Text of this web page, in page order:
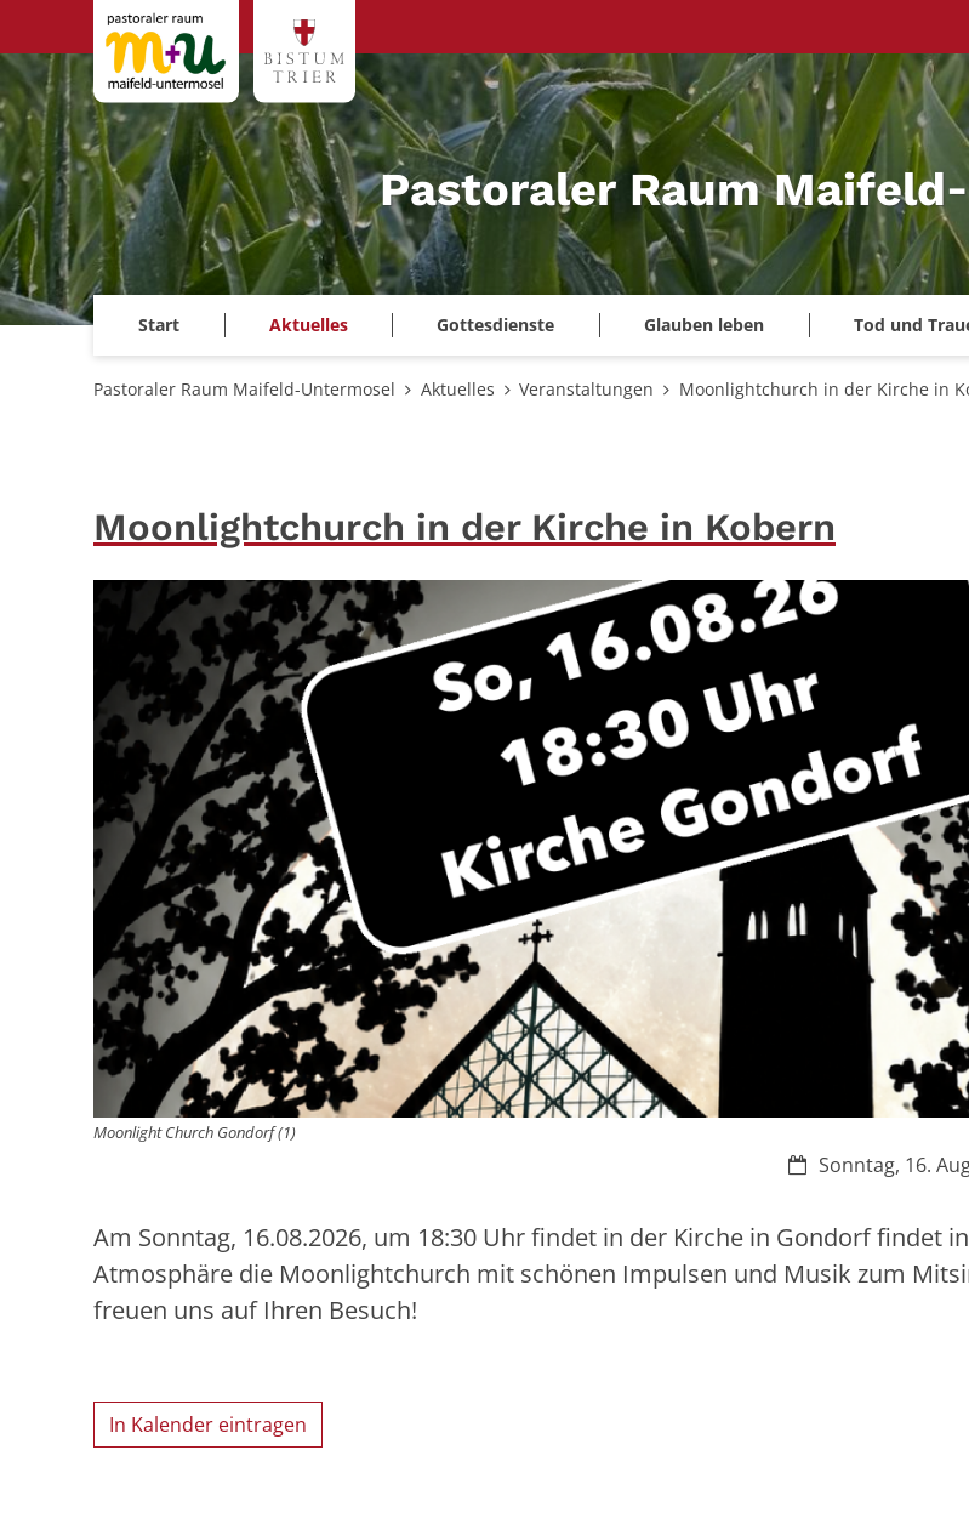
Zum Inhalt springen
Pastoraler Raum
Start Aktuelles Gottesdienste Glauben leben Tod und
Pastoraler Raum Maifeld-Untermosel Aktuelles Veranstaltungen Moonlightchurch in der Kirche in
Moonlightchurch in der Kirche in Kobern
Moonlight Church Gondorf (1)
Datum:Sonntag, 16.
Am Sonntag, 16.08.2026, um 18:30 Uhr findet in der Kirche in Gondorf findet
Atmosphäre die Moonlightchurch mit schönen Impulsen und Musik zum
freuen uns auf Ihren Besuch!
In Kalender eintragen